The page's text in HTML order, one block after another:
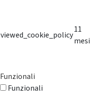
viewed_cookie_policy
11
mesi
Funzionali
Funzionali